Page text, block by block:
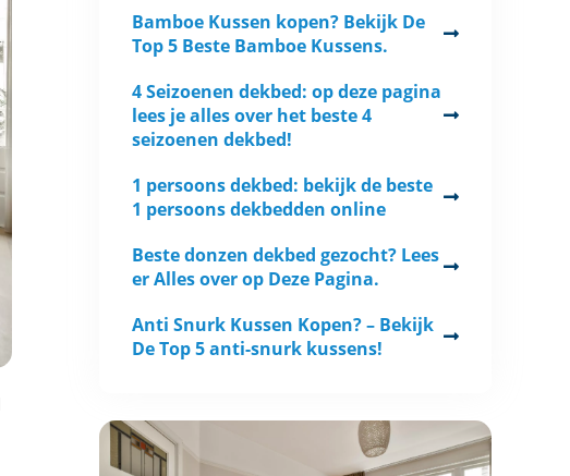
Bamboe Kussen kopen? Bekijk De
Top 5 Beste Bamboe Kussens.
4 Seizoenen dekbed: op deze pagina
lees je alles over het beste 4
seizoenen dekbed!
1 persoons dekbed: bekijk de beste
1 persoons dekbedden online
Beste donzen dekbed gezocht? Lees
er Alles over op Deze Pagina.
Anti Snurk Kussen Kopen? – Bekijk
De Top 5 anti-snurk kussens!